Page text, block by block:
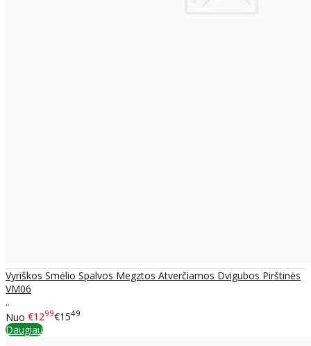
Vyriškos Smėlio Spalvos Megztos Atverčiamos Dvigubos Pirštinės
VM06
..
Nuo €1299€1549
Daugiau